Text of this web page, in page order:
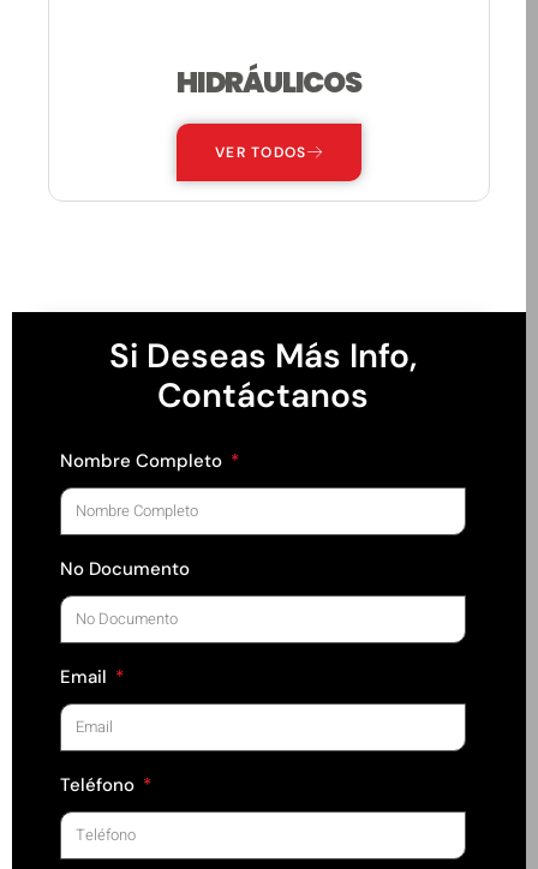
HIDRÁULICOS
VER TODOS
Si Deseas Más Info,
Contáctanos
Nombre Completo
No Documento
Email
Teléfono